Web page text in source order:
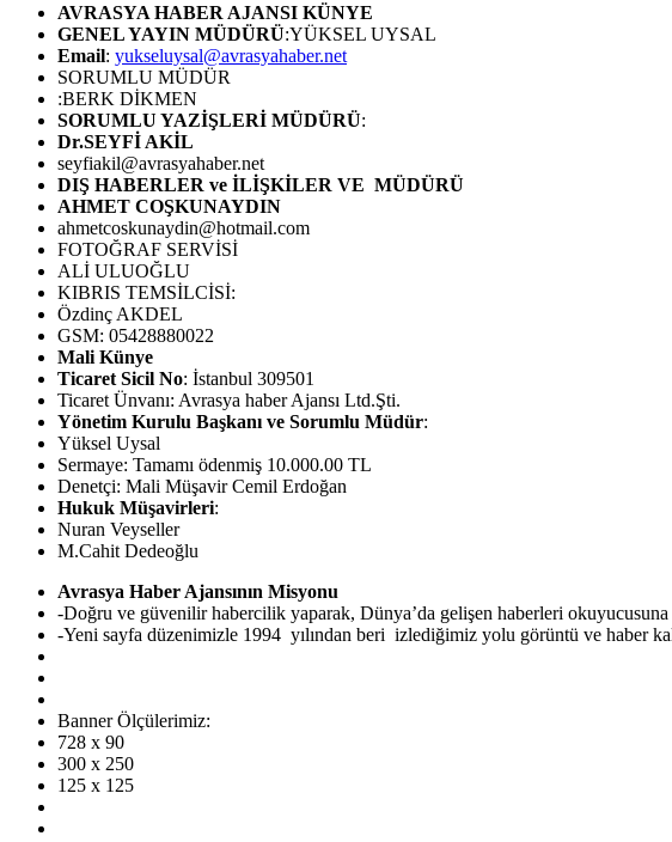
AVRASYA HABER AJANSI KÜNYE
GENEL YAYIN MÜDÜRÜ:YÜKSEL UYSAL
Email: yukseluysal@avrasyahaber.net
SORUMLU MÜDÜR
:BERK DİKMEN
SORUMLU YAZİŞLERİ MÜDÜRÜ:
Dr.SEYFİ AKİL
seyfiakil@avrasyahaber.net
DIŞ HABERLER ve İLİŞKİLER VE MÜDÜRÜ
AHMET COŞKUNAYDIN
ahmetcoskunaydin@hotmail.com
FOTOĞRAF SERVİSİ
ALİ ULUOĞLU
KIBRIS TEMSİLCİSİ:
Özdinç AKDEL
GSM: 05428880022
Mali Künye
Ticaret Sicil No: İstanbul 309501
Ticaret Ünvanı: Avrasya haber Ajansı Ltd.Şti.
Yönetim Kurulu Başkanı ve Sorumlu Müdür:
Yüksel Uysal
Sermaye: Tamamı ödenmiş 10.000.00 TL
Denetçi: Mali Müşavir Cemil Erdoğan
Hukuk Müşavirleri:
Nuran Veyseller
M.Cahit Dedeoğlu
Avrasya Haber Ajansının Misyonu
-Doğru ve güvenilir habercilik yaparak, Dünya’da gelişen haberleri
-Yeni sayfa düzenimizle 1994 yılından beri izlediğimiz yolu görüntü ve haber
Banner Ölçülerimiz:
728 x 90
300 x 250
125 x 125